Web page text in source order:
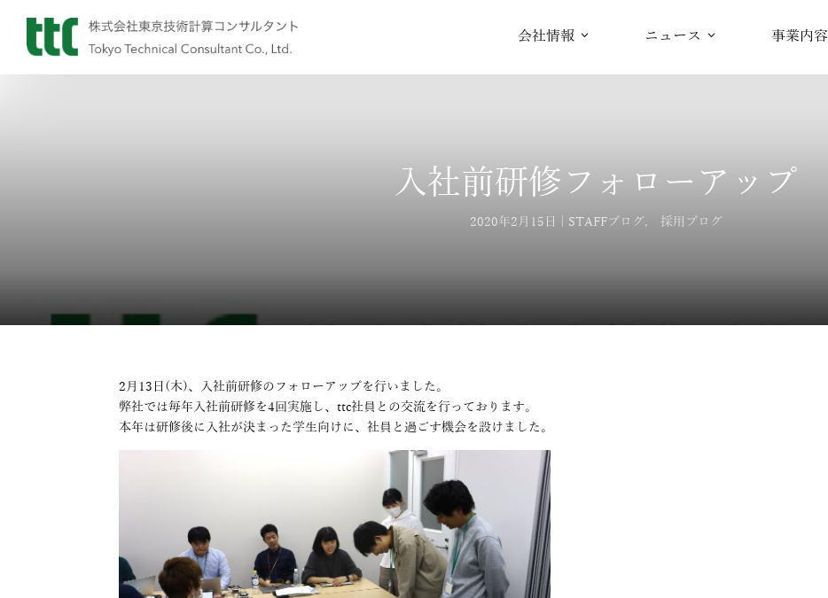
会社情報 ニュース 事業内容
入社前研修フォローアップ
2020年2月15日 STAFFブログ, 採用ブログ
2月13日(木)、入社前研修のフォローアップを行いました。
弊社では毎年入社前研修を4回実施し、ttc社員との交流を行っております。
本年は研修後に入社が決まった学生向けに、社員と過ごす機会を設けました。